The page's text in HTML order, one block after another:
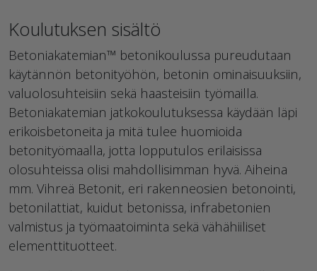
Koulutuksen sisältö
Betoniakatemian™ betonikoulussa pureudutaan
käytännön betonityöhön, betonin ominaisuuksiin,
valuolosuhteisiin sekä haasteisiin työmailla.
Betoniakatemian jatkokoulutuksessa käydään läpi
erikoisbetoneita ja mitä tulee huomioida
betonityömaalla, jotta lopputulos erilaisissa
olosuhteissa olisi mahdollisimman hyvä. Aiheina
mm. Vihreä Betonit, eri rakenneosien betonointi,
betonilattiat, kuidut betonissa, infrabetonien
valmistus ja työmaatoiminta sekä vähähiiliset
elementtituotteet.